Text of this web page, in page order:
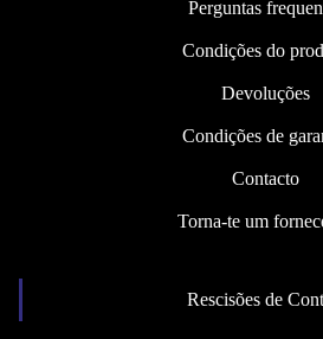
Perguntas
Condições do
Devoluções
Condições de
Contacto
Torna-te um
Rescisões de